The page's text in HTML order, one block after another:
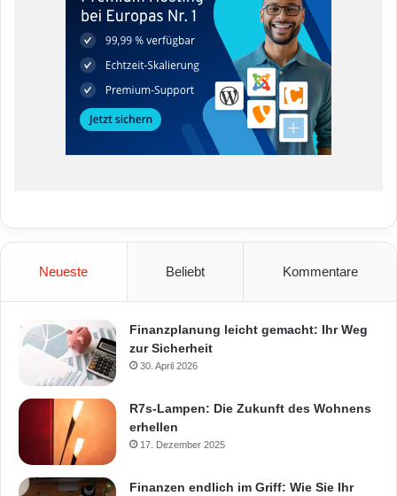
Neueste Beliebt Kommentare
Finanzplanung leicht gemacht: Ihr Weg
zur Sicherheit
30. April 2026
R7s-Lampen: Die Zukunft des Wohnens
erhellen
17. Dezember 2025
Finanzen endlich im Griff: Wie Sie Ihr